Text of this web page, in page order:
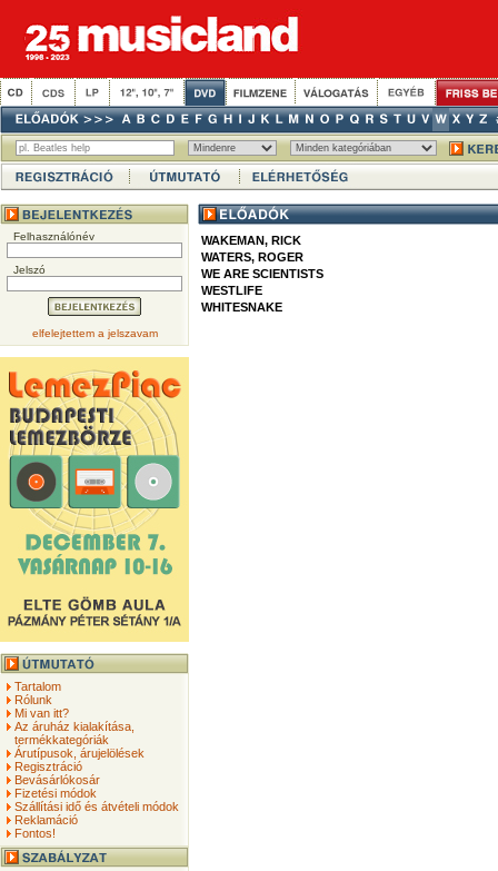
Felhasználónév
Jelszó
elfelejtettem a jelszavam
Tartalom
Rólunk
Mi van itt?
Az áruház kialakítása,
termékkategóriák
Árutípusok, árujelölések
Regisztráció
Bevásárlókosár
Fizetési módok
Szállítási idő és átvételi módok
Reklamáció
Fontos!
WAKEMAN, RICK
WATERS, ROGER
WE ARE SCIENTISTS
WESTLIFE
WHITESNAKE